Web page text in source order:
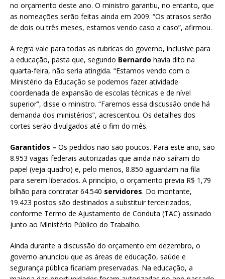
no orçamento deste ano. O ministro garantiu, no entanto, que
as nomeações serão feitas ainda em 2009. “Os atrasos serão
de dois ou três meses, estamos vendo caso a caso”, afirmou.
A regra vale para todas as rubricas do governo, inclusive para
a educação, pasta que, segundo Bernardo havia dito na
quarta-feira, não seria atingida. “Estamos vendo com o
Ministério da Educação se podemos fazer atividade
coordenada de expansão de escolas técnicas e de nível
superior”, disse o ministro. “Faremos essa discussão onde há
demanda dos ministérios”, acrescentou. Os detalhes dos
cortes serão divulgados até o fim do mês.
Garantidos – Os pedidos não são poucos. Para este ano, são
8.953 vagas federais autorizadas que ainda não saíram do
papel (veja quadro) e, pelo menos, 8.850 aguardam na fila
para serem liberados. A princípio, o orçamento previa R$ 1,79
bilhão para contratar 64.540 servidores. Do montante,
19.423 postos são destinados a substituir terceirizados,
conforme Termo de Ajustamento de Conduta (TAC) assinado
junto ao Ministério Público do Trabalho.
Ainda durante a discussão do orçamento em dezembro, o
governo anunciou que as áreas de educação, saúde e
segurança pública ficariam preservadas. Na educação, a